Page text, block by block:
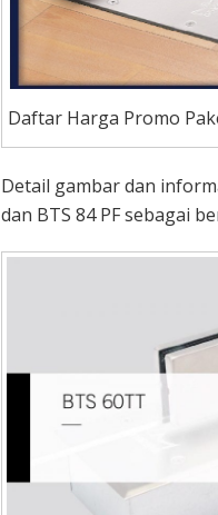
Daftar Harga Promo
Detail gambar dan
dan BTS 84 PF sebagai